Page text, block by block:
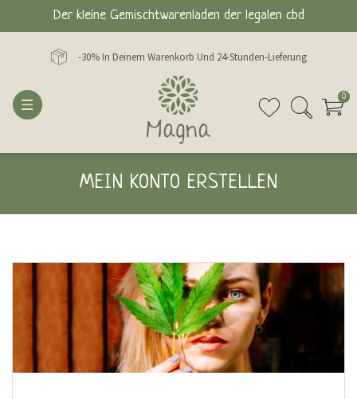
Der kleine Gemischtwarenladen der legalen cbd
-30% In Deinem Warenkorb Und 24-Stunden-Lieferung
0
MEIN KONTO ERSTELLEN